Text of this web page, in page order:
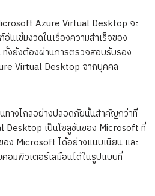
Azure Virtual Desktop จะ
เข้มงวดในเรื่องความสำเร็จของ
ทั้งยังต้องผ่านการตรวจสอบรับรอง
Virtual Desktop จากบุคคล
ทางไกลอย่างปลอดภัยนั้นสำคัญกว่าที่
Desktop เป็นโซลูชันของ Microsoft ที่
Microsoft ได้อย่างแนบเนียน และ
คอมพิวเตอร์เสมือนได้ในรูปแบบที่